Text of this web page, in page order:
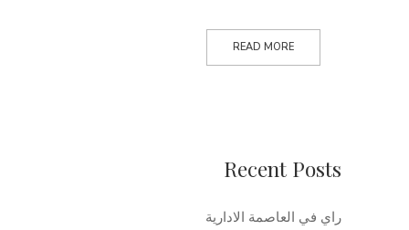
READ MORE
Recent Posts
راي في العاصمة الادارية